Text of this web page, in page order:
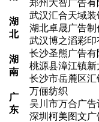
郑州大智广告有
湖
北
武汉汇合天域装
湖北卓晟广告制
武汉博之滔彩印
湖
南
长沙圣熊广告有
桃源县漳江镇新
长沙市岳麓区汇
广
东
万俪纺织
吴川市万合广告
深圳柯美图文广